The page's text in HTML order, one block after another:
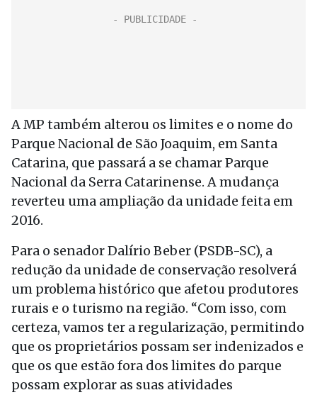
A MP também alterou os limites e o nome do
Parque Nacional de São Joaquim, em Santa
Catarina, que passará a se chamar Parque
Nacional da Serra Catarinense. A mudança
reverteu uma ampliação da unidade feita em
2016.
Para o senador Dalírio Beber (PSDB-SC), a
redução da unidade de conservação resolverá
um problema histórico que afetou produtores
rurais e o turismo na região. “Com isso, com
certeza, vamos ter a regularização, permitindo
que os proprietários possam ser indenizados e
que os que estão fora dos limites do parque
possam explorar as suas atividades